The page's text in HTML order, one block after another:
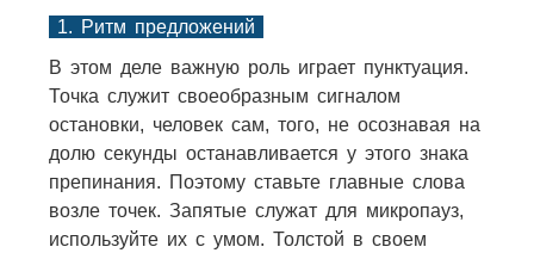
1. Ритм предложений
В этом деле важную роль играет пунктуация.
Точка служит своеобразным сигналом
остановки, человек сам, того, не осознавая на
долю секунды останавливается у этого знака
препинания. Поэтому ставьте главные слова
возле точек. Запятые служат для микропауз,
используйте их с умом. Толстой в своем